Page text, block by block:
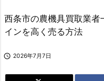
西条市の農機具買取業
インを高く売る方法
 2026年7月7日